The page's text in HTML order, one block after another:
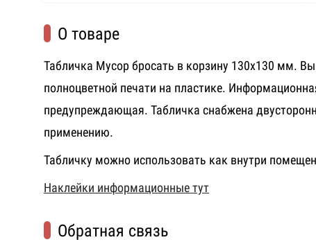
О товаре
Табличка Мусор бросать в корзину 130х130 мм.
полноцветной печати на пластике.
предупреждающая. Табличка снабжена
применению.
Табличку можно использовать как внутри
Наклейки информационные тут
Обратная связь